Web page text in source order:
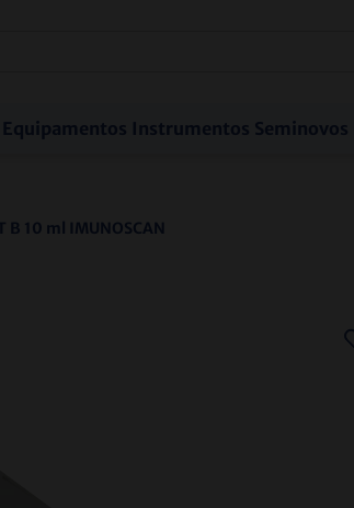
Equipamentos Instrumentos Seminovos
B 10 ml IMUNOSCAN